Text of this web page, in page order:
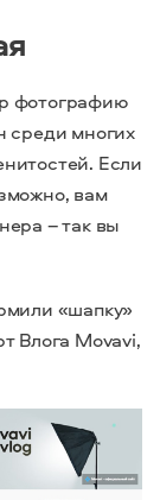
фотографию
среди многих
Если
вам
– так вы
«шапку»
Влога Movavi,